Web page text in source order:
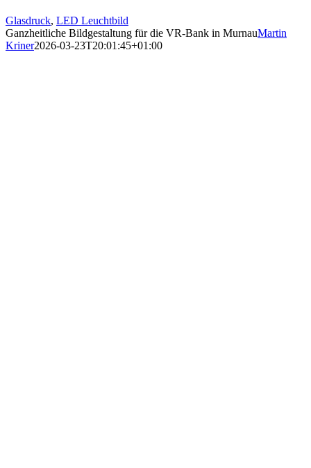
Glasdruck, LED Leuchtbild
Ganzheitliche Bildgestaltung für die VR-Bank in MurnauMartin
Kriner2026-03-23T20:01:45+01:00